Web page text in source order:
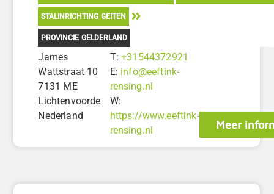
STALINRICHTING GEITEN
PROVINCIE GELDERLAND
James
Wattstraat 10
7131 ME
Lichtenvoorde
Nederland
T:+31544372921
E: info@eeftink-
rensing.nl
W:
https://www.eeftink-
rensing.nl
Meer